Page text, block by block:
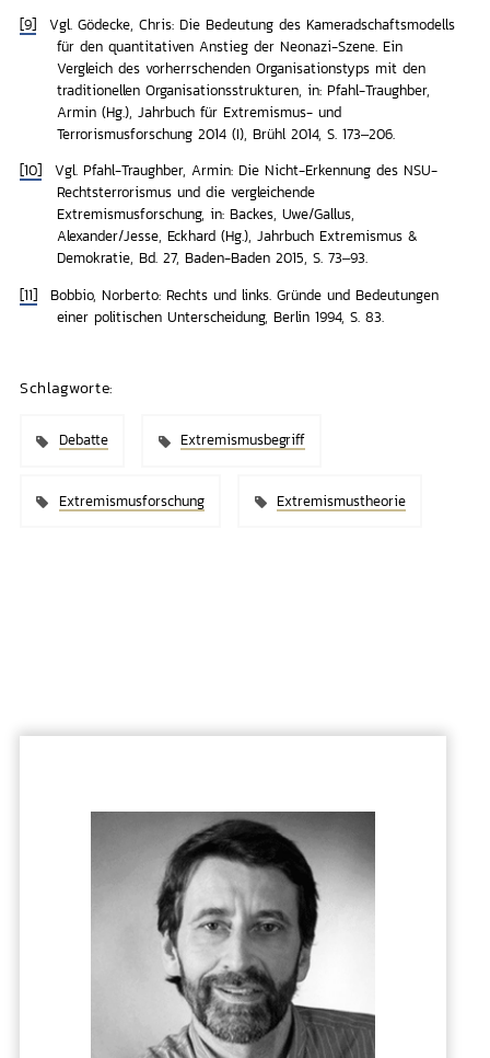
[9]
Vgl. Gödecke, Chris: Die Bedeutung des Kameradschaftsmodells
für den quantitativen Anstieg der Neonazi-Szene. Ein
Vergleich des vorherrschenden Organisationstyps mit den
traditionellen Organisationsstrukturen, in: Pfahl-Traughber,
Armin (Hg.), Jahrbuch für Extremismus- und
Terrorismusforschung 2014 (I), Brühl 2014, S. 173–206.
[10]
Vgl. Pfahl-Traughber, Armin: Die Nicht-Erkennung des NSU-
Rechtsterrorismus und die vergleichende
Extremismusforschung, in: Backes, Uwe/Gallus,
Alexander/Jesse, Eckhard (Hg.), Jahrbuch Extremismus &
Demokratie, Bd. 27, Baden-Baden 2015, S. 73–93.
[11]
Bobbio, Norberto: Rechts und links. Gründe und Bedeutungen
einer politischen Unterscheidung, Berlin 1994, S. 83.
Schlagworte:
Debatte Extremismusbegriff
Extremismusforschung Extremismustheorie